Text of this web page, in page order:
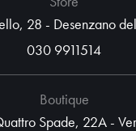
28 - Desenzano
030 9911514
Boutique
Spade, 22A -